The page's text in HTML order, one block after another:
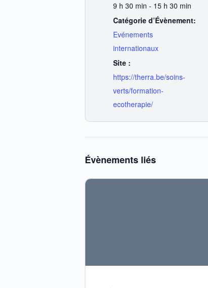
9 h 30 min - 15 h 30 min
Catégorie d’Évènement:
Evénements
internationaux
Site :
https://therra.be/soins-
verts/formation-
ecotherapie/
Évènements liés